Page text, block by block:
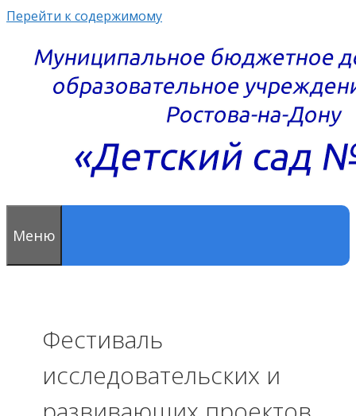
Перейти к содержимому
Меню
Фестиваль
исследовательских и